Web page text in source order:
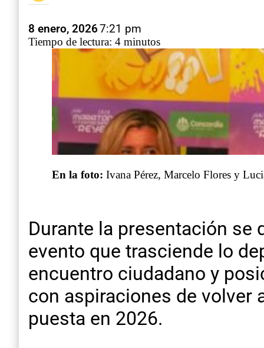
8 enero, 20267:21 pm
Tiempo de lectura: 4 minutos
En la foto: Ivana Pérez, Marcelo Flores y
Durante la presentación se
evento que trasciende lo
encuentro ciudadano y
con aspiraciones de volver
puesta en 2026.